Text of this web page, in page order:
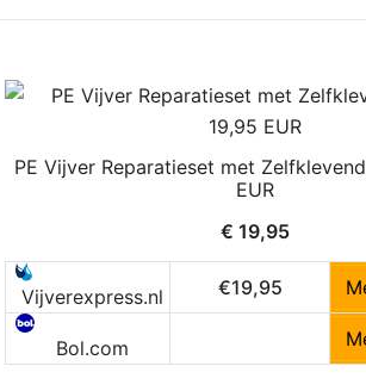
PE Vijver Reparatieset met
EUR
€ 19,95
Vijverexpress.nl €19,95
Bol.com